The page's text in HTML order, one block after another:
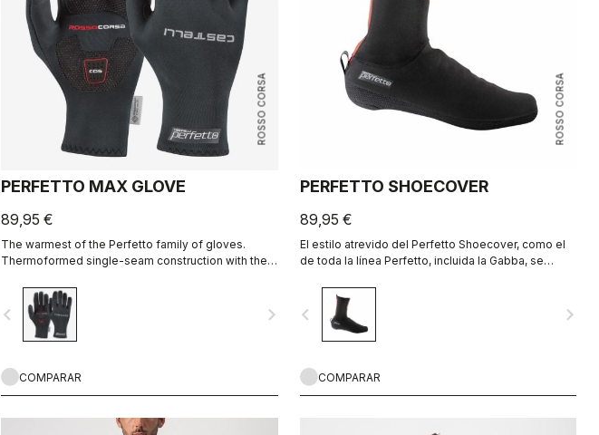
ROSSO CORSA
PERFETTO MAX GLOVE
89,95 €
The warmest of the Perfetto family of gloves.
Thermoformed single-seam construction with the
navigate_before navigate_next
COMPARAR
ROSSO CORSA
PERFETTO SHOECOVER
89,95 €
El estilo atrevido del Perfetto Shoecover, como el
de toda la línea Perfetto, incluida la Gabba, se
transpirabilidad, ajuste perfecto y protección contra
las salpicaduras de agua de la rueda. El
cubrezapatillas para todo.
navigate_before navigate_next
COMPARAR